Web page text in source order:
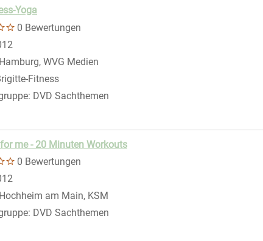
Yoga
0 Bewertungen
diesem Verfasser
Hamburg, WVG Medien
Fitness
DVD Sachthemen
me - 20 Minuten Workouts
0 Bewertungen
diesem Verfasser
Hochheim am Main, KSM
DVD Sachthemen